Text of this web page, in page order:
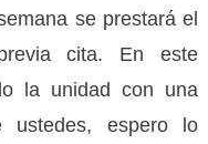
se prestará el
cita. En este
la unidad con una
ustedes, espero lo